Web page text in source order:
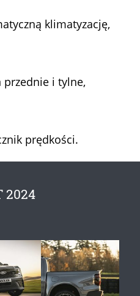
klimatyzację,
i tylne,
prędkości.
2024